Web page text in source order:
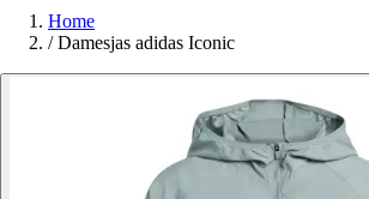
Home
/ Damesjas adidas Iconic